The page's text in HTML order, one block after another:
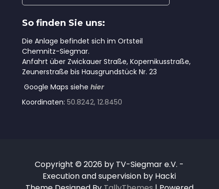
So finden Sie uns:
Die Anlage befindet sich im Ortsteil
Chemnitz-Siegmar.
Anfahrt über Zwickauer Straße, Kopernikusstraße,
Zeunerstraße bis Hausgrundstück Nr. 23
Google Maps siehe hier
Koordinaten: 50.8242, 12.8450
Copyright © 2026 by TV-Siegmar e.V. -
Execution and supervision by Hacki